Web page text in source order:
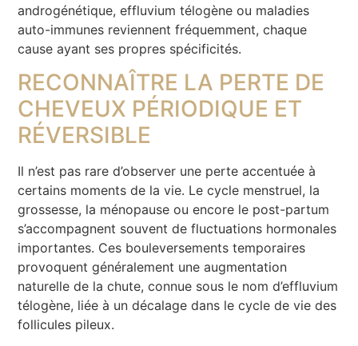
androgénétique, effluvium télogène ou maladies
auto-immunes reviennent fréquemment, chaque
cause ayant ses propres spécificités.
RECONNAÎTRE LA PERTE DE
CHEVEUX PÉRIODIQUE ET
RÉVERSIBLE
Il n’est pas rare d’observer une perte accentuée à
certains moments de la vie. Le cycle menstruel, la
grossesse, la ménopause ou encore le post-partum
s’accompagnent souvent de fluctuations hormonales
importantes. Ces bouleversements temporaires
provoquent généralement une augmentation
naturelle de la chute, connue sous le nom d’effluvium
télogène, liée à un décalage dans le cycle de vie des
follicules pileux.